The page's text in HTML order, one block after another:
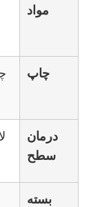
مواد
چاپ
درمان
سطح
بسته